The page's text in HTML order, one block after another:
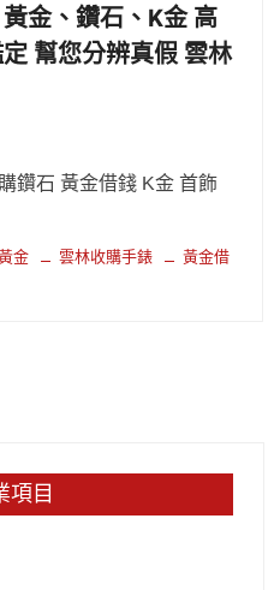
金、鑽石、K金 高
幫您分辨真假 雲林
鑽石 黃金借錢 K金 首飾
金 雲林收購手錶
黃金借
項目